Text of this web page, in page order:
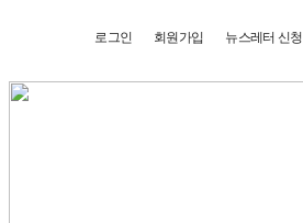
로그인 회원가입 뉴스레터 신청